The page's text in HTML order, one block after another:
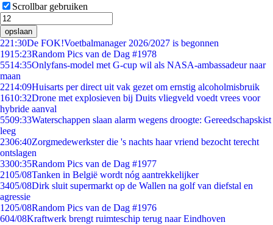
Scrollbar gebruiken
opslaan
221:30De FOK!Voetbalmanager 2026/2027 is begonnen
1915:23Random Pics van de Dag #1978
5514:35Onlyfans-model met G-cup wil als NASA-ambassadeur naar
maan
2214:09Huisarts per direct uit vak gezet om ernstig alcoholmisbruik
1610:32Drone met explosieven bij Duits vliegveld voedt vrees voor
hybride aanval
5509:33Waterschappen slaan alarm wegens droogte: Gereedschapskist
leeg
2306:40Zorgmedewerkster die 's nachts haar vriend bezocht terecht
ontslagen
3300:35Random Pics van de Dag #1977
2105/08Tanken in België wordt nóg aantrekkelijker
3405/08Dirk sluit supermarkt op de Wallen na golf van diefstal en
agressie
1205/08Random Pics van de Dag #1976
604/08Kraftwerk brengt ruimteschip terug naar Eindhoven